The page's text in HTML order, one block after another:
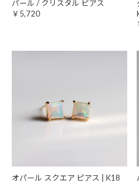
パール / クリスタル ピアス
￥5,720
オパール スクエア ピアス | K18